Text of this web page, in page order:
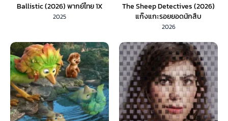
Ballistic (2026) พากย์ไทย 1X
2025
The Sheep Detectives (2026)
แก๊งแกะรอยยอดนักสืบ
(SoundTrack) 1X
2026